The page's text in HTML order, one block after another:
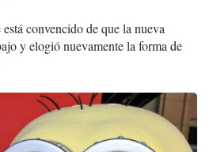
convencido de que la nueva
y elogió nuevamente la forma de